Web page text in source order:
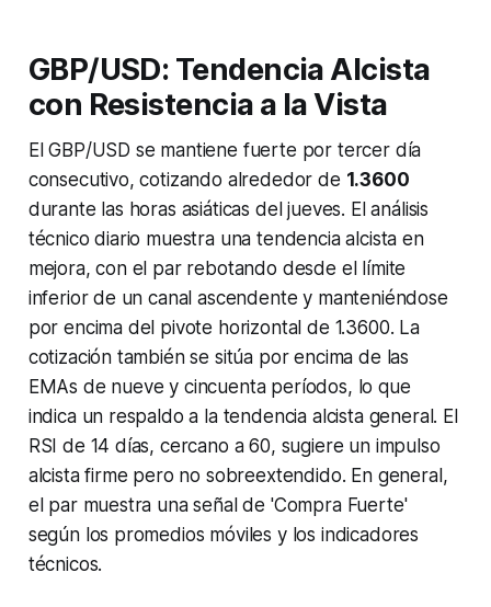
GBP/USD: Tendencia Alcista
con Resistencia a la Vista
El GBP/USD se mantiene fuerte por tercer día
consecutivo, cotizando alrededor de 1.3600
durante las horas asiáticas del jueves. El análisis
técnico diario muestra una tendencia alcista en
mejora, con el par rebotando desde el límite
inferior de un canal ascendente y manteniéndose
por encima del pivote horizontal de 1.3600. La
cotización también se sitúa por encima de las
EMAs de nueve y cincuenta períodos, lo que
indica un respaldo a la tendencia alcista general. El
RSI de 14 días, cercano a 60, sugiere un impulso
alcista firme pero no sobreextendido. En general,
el par muestra una señal de 'Compra Fuerte'
según los promedios móviles y los indicadores
técnicos.